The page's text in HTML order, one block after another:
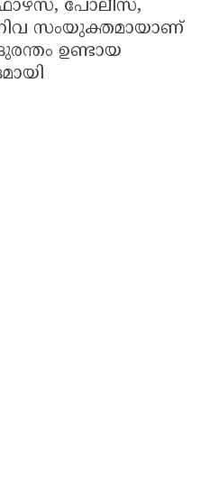
പോലീസ്,
സംയുക്തമായാണ്
ഉണ്ടായ